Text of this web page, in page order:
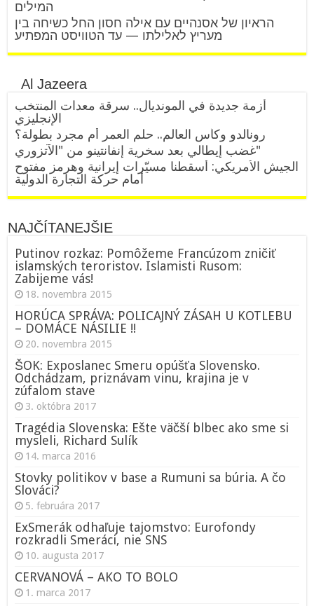
המילים
הראיון של אסנהיים עם אילה חסון החל כשיחה בין
מעריץ לאלילתו — עד הטוויסט המפתיע
Al Jazeera
أزمة جديدة في المونديال.. سرقة معدات المنتخب
الإنجليزي
رونالدو وكأس العالم.. حلم العمر أم مجرد بطولة؟
غضب إيطالي بعد سخرية إنفانتينو من "الآتزوري"
الجيش الأمريكي: أسقطنا مسيّرات إيرانية وهرمز مفتوح
أمام حركة التجارة الدولية
NAJČÍTANEJŠIE
Putinov rozkaz: Pomôžeme Francúzom zničiť
islamských teroristov. Islamisti Rusom:
Zabijeme vás!
18. novembra 2015
HORÚCA SPRÁVA: POLICAJNÝ ZÁSAH U KOTLEBU
– DOMÁCE NÁSILIE !!
20. novembra 2015
ŠOK: Exposlanec Smeru opúšťa Slovensko.
Odchádzam, priznávam vinu, krajina je v
zúfalom stave
3. októbra 2017
Tragédia Slovenska: Ešte väčší blbec ako sme si
mysleli, Richard Sulík
14. marca 2016
Stovky politikov v base a Rumuni sa búria. A čo
Slováci?
5. februára 2017
ExSmerák odhaľuje tajomstvo: Eurofondy
rozkradli Smeráci, nie SNS
10. augusta 2017
CERVANOVÁ – AKO TO BOLO
1. marca 2017